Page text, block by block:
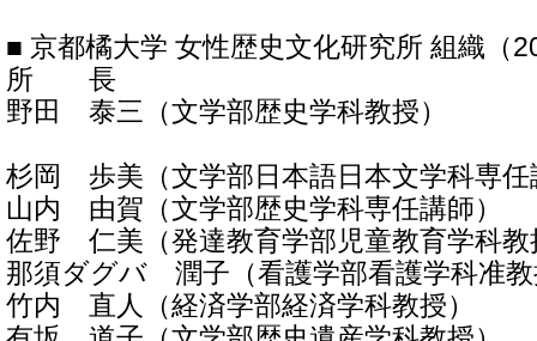
■ 京都橘大学 女性歴史文化研究所 組織（
所 長
野田 泰三（文学部歴史学科教授）
杉岡 歩美（文学部日本語日本文学科専任
山内 由賀（文学部歴史学科専任講師）
佐野 仁美（発達教育学部児童教育学科教
那須ダグバ 潤子（看護学部看護学科准
竹内 直人（経済学部経済学科教授）